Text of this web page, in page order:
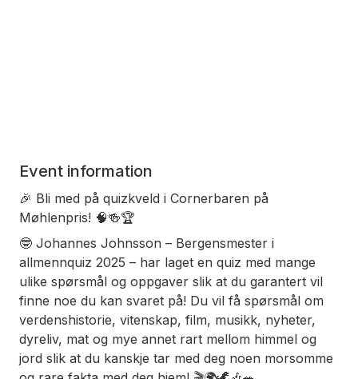
Event information
🎉 Bli med på quizkveld i Cornerbaren på
Møhlenpris! 🧠🍻🏆
🤓 Johannes Johnsson – Bergensmester i
allmennquiz 2025 – har laget en quiz med mange
ulike spørsmål og oppgaver slik at du garantert vil
finne noe du kan svaret på! Du vil få spørsmål om
verdenshistorie, vitenskap, film, musikk, nyheter,
dyreliv, mat og mye annet rart mellom himmel og
jord slik at du kanskje tar med deg noen morsomme